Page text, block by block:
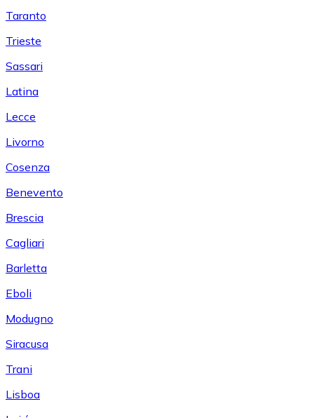
Taranto
Trieste
Sassari
Latina
Lecce
Livorno
Cosenza
Benevento
Brescia
Cagliari
Barletta
Eboli
Modugno
Siracusa
Trani
Lisboa